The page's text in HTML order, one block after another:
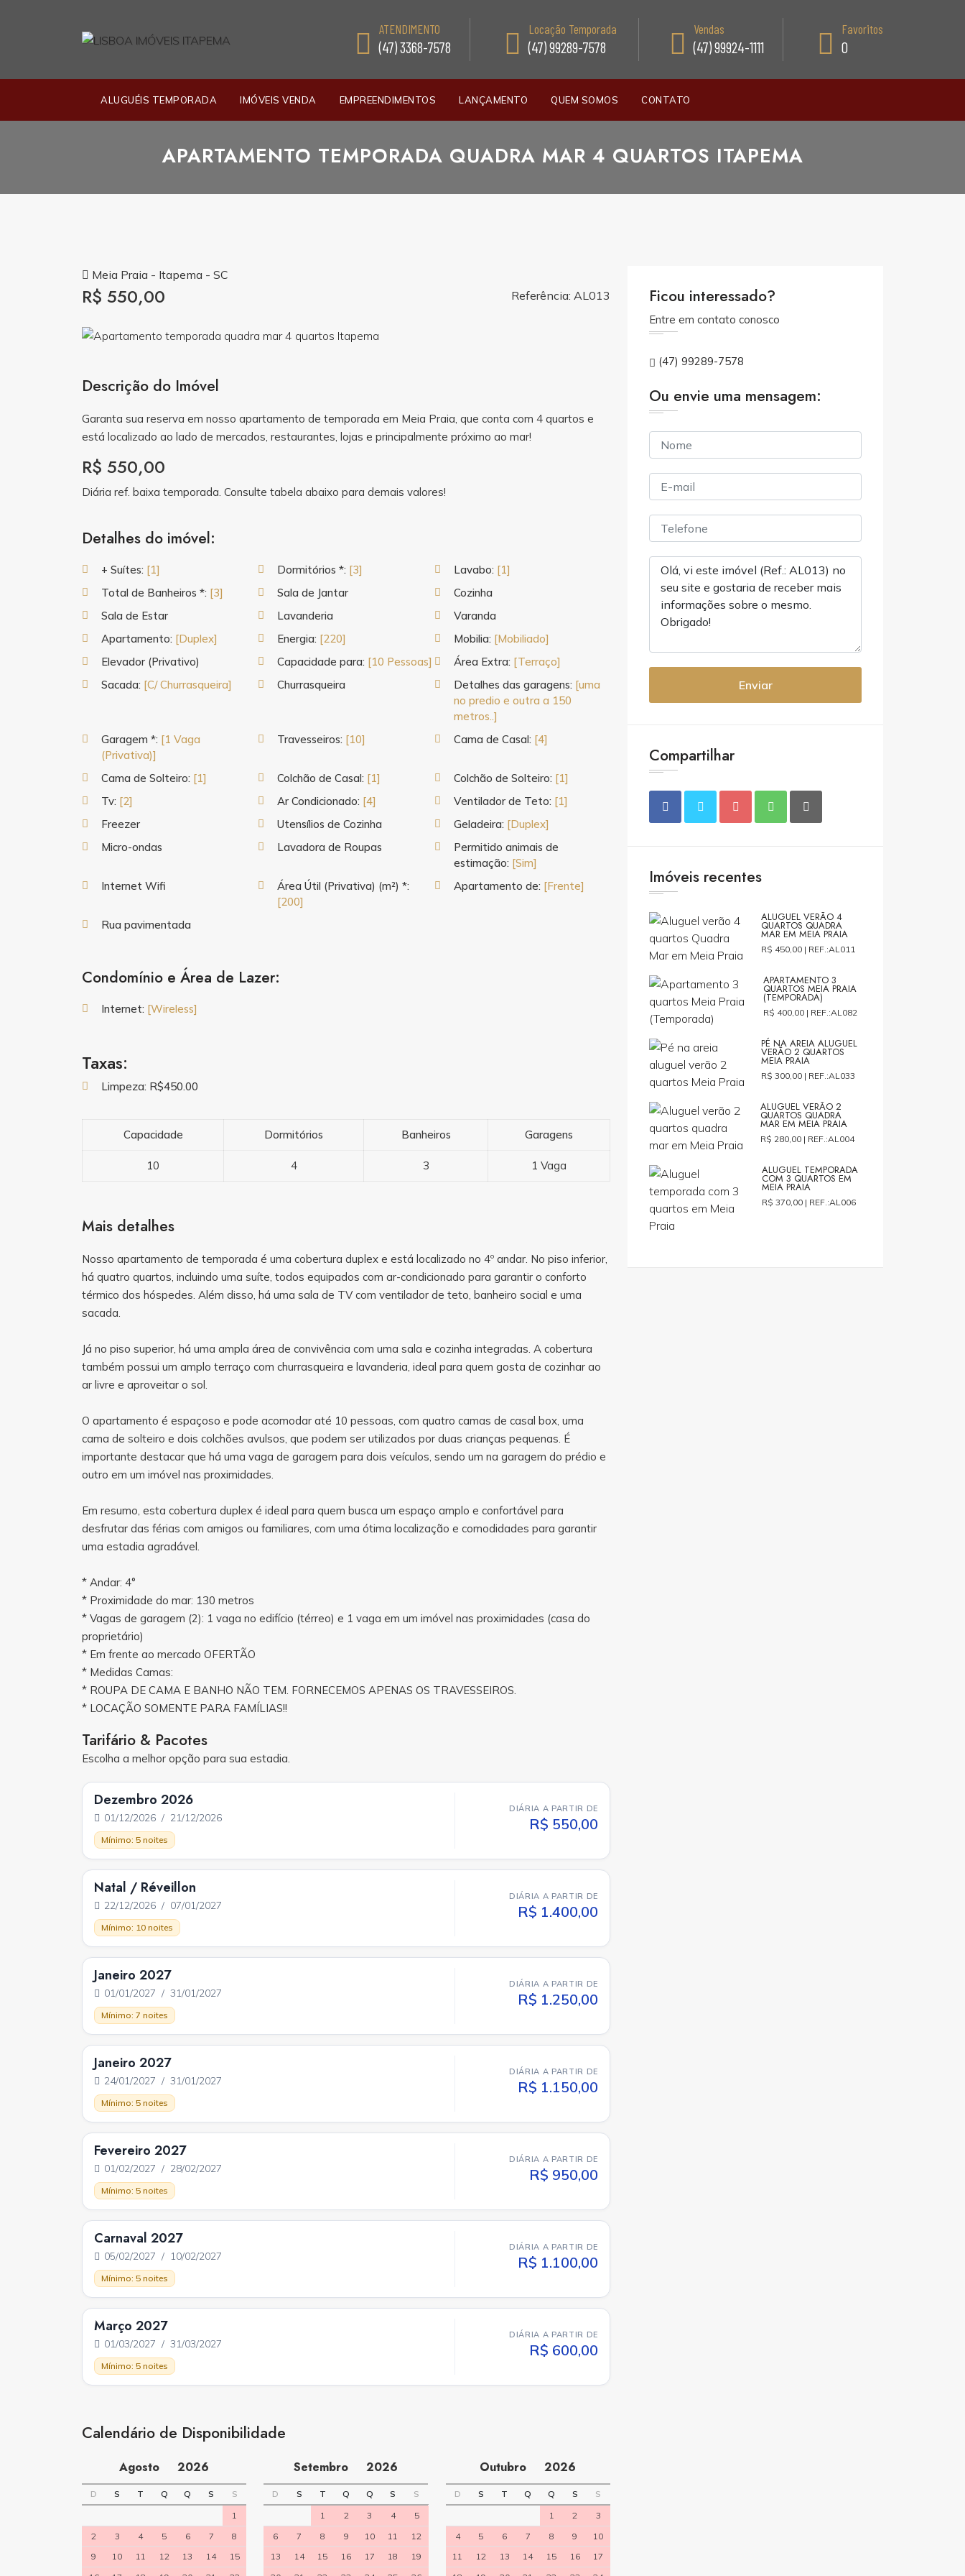
ATENDIMENTO
(47) 3368-7578
Locação Temporada
(47) 99289-7578
Vendas
(47) 99924-1111
Favoritos
0
ALUGUÉIS TEMPORADA IMÓVEIS VENDA EMPREENDIMENTOS LANÇAMENTO QUEM SOMOS CONTATO
APARTAMENTO TEMPORADA QUADRA MAR 4 QUARTOS ITAPEMA
Meia Praia - Itapema - SC
R$ 550,00 Referência: AL013
Descrição do Imóvel
Garanta sua reserva em nosso apartamento de temporada em Meia Praia, que conta com 4 quartos e
está localizado ao lado de mercados, restaurantes, lojas e principalmente próximo ao mar!
R$ 550,00
Diária ref. baixa temporada. Consulte tabela abaixo para demais valores!
Detalhes do imóvel:
+ Suítes: [1] Dormitórios *: [3] Lavabo: [1]
Total de Banheiros *: [3] Sala de Jantar
Cozinha
Sala de Estar
Lavanderia
Varanda
Apartamento: [Duplex] Energia: [220] Mobilia: [Mobiliado]
Elevador (Privativo)
Capacidade para: [10 Pessoas] Área Extra: [Terraço]
Sacada: [C/ Churrasqueira] Churrasqueira Detalhes das garagens: [uma
no predio e outra a 150
metros..]
Garagem *: [1 Vaga
(Privativa)]
Travesseiros: [10] Cama de Casal: [4]
Cama de Solteiro: [1] Colchão de Casal: [1] Colchão de Solteiro: [1]
Tv: [2] Ar Condicionado: [4] Ventilador de Teto: [1]
Freezer
Utensílios de Cozinha Geladeira: [Duplex]
Micro-ondas
Lavadora de Roupas
Permitido animais de
estimação: [Sim]
Internet Wifi
Área Útil (Privativa) (m²) *:
[200]
Apartamento de: [Frente]
Rua pavimentada
Condomínio e Área de Lazer:
Internet: [Wireless]
Taxas:
Limpeza: R$450.00
Capacidade Dormitórios Banheiros Garagens
10 4 3 1 Vaga
Mais detalhes
Nosso apartamento de temporada é uma cobertura duplex e está localizado no 4º andar. No piso inferior,
há quatro quartos, incluindo uma suíte, todos equipados com ar-condicionado para garantir o conforto
térmico dos hóspedes. Além disso, há uma sala de TV com ventilador de teto, banheiro social e uma
sacada.
Já no piso superior, há uma ampla área de convivência com uma sala e cozinha integradas. A cobertura
também possui um amplo terraço com churrasqueira e lavanderia, ideal para quem gosta de cozinhar ao
ar livre e aproveitar o sol.
O apartamento é espaçoso e pode acomodar até 10 pessoas, com quatro camas de casal box, uma
cama de solteiro e dois colchões avulsos, que podem ser utilizados por duas crianças pequenas. É
importante destacar que há uma vaga de garagem para dois veículos, sendo um na garagem do prédio e
outro em um imóvel nas proximidades.
Em resumo, esta cobertura duplex é ideal para quem busca um espaço amplo e confortável para
desfrutar das férias com amigos ou familiares, com uma ótima localização e comodidades para garantir
uma estadia agradável.
* Andar: 4°
* Proximidade do mar: 130 metros
* Vagas de garagem (2): 1 vaga no edifício (térreo) e 1 vaga em um imóvel nas proximidades (casa do
proprietário)
* Em frente ao mercado OFERTÃO
* Medidas Camas:
* ROUPA DE CAMA E BANHO NÃO TEM. FORNECEMOS APENAS OS TRAVESSEIROS.
* LOCAÇÃO SOMENTE PARA FAMÍLIAS!!
Tarifário & Pacotes
Escolha a melhor opção para sua estadia.
Dezembro 2026
01/12/2026 / 21/12/2026
Mínimo: 5 noites
DIÁRIA A PARTIR DE
R$ 550,00
Natal / Réveillon
22/12/2026 / 07/01/2027
Mínimo: 10 noites
DIÁRIA A PARTIR DE
R$ 1.400,00
Janeiro 2027
01/01/2027 / 31/01/2027
Mínimo: 7 noites
DIÁRIA A PARTIR DE
R$ 1.250,00
Janeiro 2027
24/01/2027 / 31/01/2027
Mínimo: 5 noites
DIÁRIA A PARTIR DE
R$ 1.150,00
Fevereiro 2027
01/02/2027 / 28/02/2027
Mínimo: 5 noites
DIÁRIA A PARTIR DE
R$ 950,00
Carnaval 2027
05/02/2027 / 10/02/2027
Mínimo: 5 noites
DIÁRIA A PARTIR DE
R$ 1.100,00
Março 2027
01/03/2027 / 31/03/2027
Mínimo: 5 noites
DIÁRIA A PARTIR DE
R$ 600,00
Calendário de Disponibilidade
Agosto2026
D S T Q Q S
S
1
2
3 4 5 6 7
8
9
10 11 12 13 14
15
Setembro2026
D S T Q Q S
S
1
2 3 4
5
6
7 8 9 10 11
12
13
14 15 16 17 18
19
Outubro2026
D S T Q Q S
S
1
2
3
4
5 6 7 8 9
10
11
12 13 14 15 16
17
Ficou interessado?
Entre em contato conosco
(47) 99289-7578
Ou envie uma mensagem:
Enviar
Compartilhar
Imóveis recentes
ALUGUEL VERÃO 4
QUARTOS QUADRA
MAR EM MEIA PRAIA
R$ 450,00 | REF.:AL011
APARTAMENTO 3
QUARTOS MEIA PRAIA
(TEMPORADA)
R$ 400,00 | REF.:AL082
PÉ NA AREIA ALUGUEL
VERÃO 2 QUARTOS
MEIA PRAIA
R$ 300,00 | REF.:AL033
ALUGUEL VERÃO 2
QUARTOS QUADRA
MAR EM MEIA PRAIA
R$ 280,00 | REF.:AL004
ALUGUEL TEMPORADA
COM 3 QUARTOS EM
MEIA PRAIA
R$ 370,00 | REF.:AL006